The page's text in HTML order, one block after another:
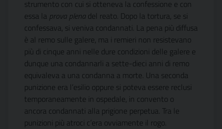
strumento con cui si otteneva la confessione e con
essa la prova plena del reato. Dopo la tortura, se si
confessava, si veniva condannati. La pena più diffusa
è al remo sulle galere, ma i remieri non resistevano
più di cinque anni nelle dure condizioni delle galere e
dunque una condannarli a sette-dieci anni di remo
equivaleva a una condanna a morte. Una seconda
punizione era l’esilio oppure si poteva essere reclusi
temporaneamente in ospedale, in convento o
ancora condannati alla prigione perpetua. Tra le
punizioni più atroci c’era ovviamente il rogo.